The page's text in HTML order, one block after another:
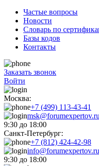
Частые вопросы
Новости
Словарь по
Базы кодов
Контакты
Заказать звонок
Войти
Москва:
+7 (499) 113-43-41
msk@forumexpertov.ru
9:30 до 18:00
Санкт-Петербург:
+7 (812) 424-42-98
info@forumexpertov.ru
9:30 до 18:00